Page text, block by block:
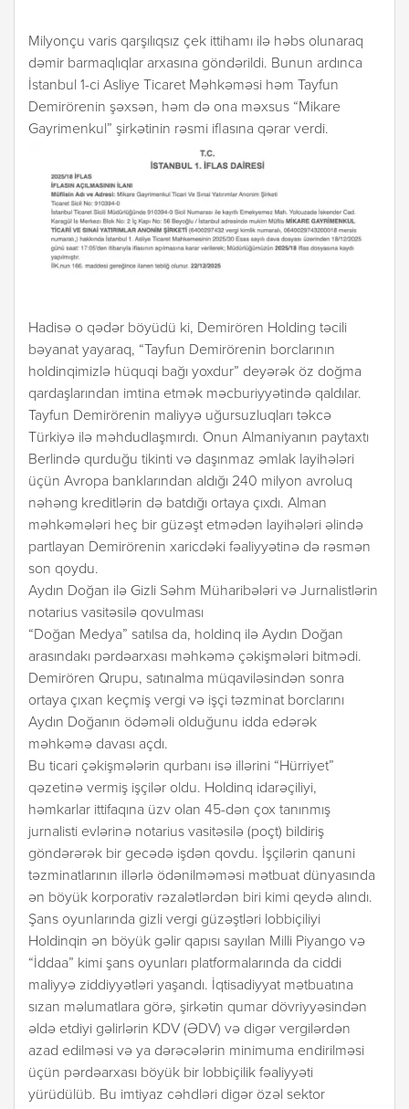
Milyonçu varis qarşılıqsız çek ittihamı ilə həbs olunaraq
dəmir barmaqlıqlar arxasına göndərildi. Bunun ardınca
İstanbul 1-ci Asliye Ticaret Məhkəməsi həm Tayfun
Demirörenin şəxsən, həm də ona məxsus “Mikare
Gayrimenkul” şirkətinin rəsmi iflasına qərar verdi.
Hadisə o qədər böyüdü ki, Demirören Holding təcili
bəyanat yayaraq, “Tayfun Demirörenin borclarının
holdinqimizlə hüquqi bağı yoxdur” deyərək öz doğma
qardaşlarından imtina etmək məcburiyyətində qaldılar.
Tayfun Demirörenin maliyyə uğursuzluqları təkcə
Türkiyə ilə məhdudlaşmırdı. Onun Almaniyanın paytaxtı
Berlində qurduğu tikinti və daşınmaz əmlak layihələri
üçün Avropa banklarından aldığı 240 milyon avroluq
nəhəng kreditlərin də batdığı ortaya çıxdı. Alman
məhkəmələri heç bir güzəşt etmədən layihələri əlində
partlayan Demirörenin xaricdəki fəaliyyətinə də rəsmən
son qoydu.
Aydın Doğan ilə Gizli Səhm Müharibələri və Jurnalistlərin
notarius vasitəsilə qovulması
“Doğan Medya” satılsa da, holdinq ilə Aydın Doğan
arasındakı pərdəarxası məhkəmə çəkişmələri bitmədi.
Demirören Qrupu, satınalma müqaviləsindən sonra
ortaya çıxan keçmiş vergi və işçi təzminat borclarını
Aydın Doğanın ödəməli olduğunu idda edərək
məhkəmə davası açdı.
Bu ticari çəkişmələrin qurbanı isə illərini “Hürriyet”
qəzetinə vermiş işçilər oldu. Holdinq idarəçiliyi,
həmkarlar ittifaqına üzv olan 45-dən çox tanınmış
jurnalisti evlərinə notarius vasitəsilə (poçt) bildiriş
göndərərək bir gecədə işdən qovdu. İşçilərin qanuni
təzminatlarının illərlə ödənilməməsi mətbuat dünyasında
ən böyük korporativ rəzalətlərdən biri kimi qeydə alındı.
Şans oyunlarında gizli vergi güzəştləri lobbiçiliyi
Holdinqin ən böyük gəlir qapısı sayılan Milli Piyango və
“İddaa” kimi şans oyunları platformalarında da ciddi
maliyyə ziddiyyətləri yaşandı. İqtisadiyyat mətbuatına
sızan məlumatlara görə, şirkətin qumar dövriyyəsindən
əldə etdiyi gəlirlərin KDV (ƏDV) və digər vergilərdən
azad edilməsi və ya dərəcələrin minimuma endirilməsi
üçün pərdəarxası böyük bir lobbiçilik fəaliyyəti
yürüdülüb. Bu imtiyaz cəhdləri digər özəl sektor